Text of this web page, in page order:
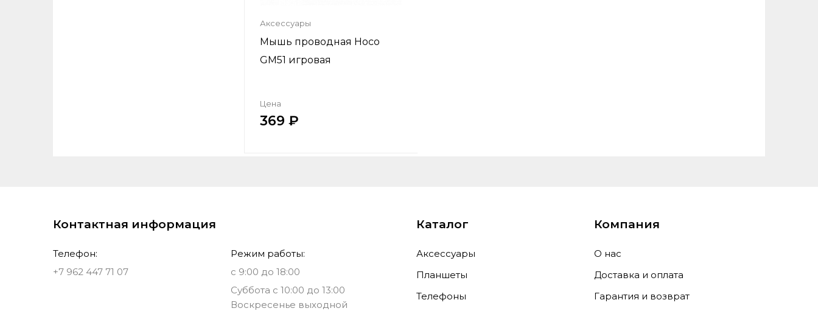
Аксессуары
Мышь проводная Hoco
GM51 игровая
Цена
369
Контактная информация
Телефон:
+7 962 447 71 07
Режим работы:
с 9:00 до 18:00
Суббота с 10:00 до 13:00
Воскресенье выходной
Каталог
Аксессуары
Планшеты
Телефоны
Компания
О нас
Доставка и оплата
Гарантия и возврат